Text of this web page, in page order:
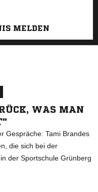
MELDEN
WAS MAN
Gespräche: Tami Brandes
die sich bei der
der Sportschule Grünberg